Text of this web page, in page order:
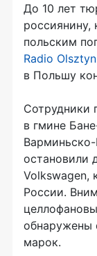
До 10 лет
россиянину,
польским
Radio Olsztyn
в Польшу
Сотрудники
в гмине
остановили
Volkswagen,
России.
обнаружены
марок.